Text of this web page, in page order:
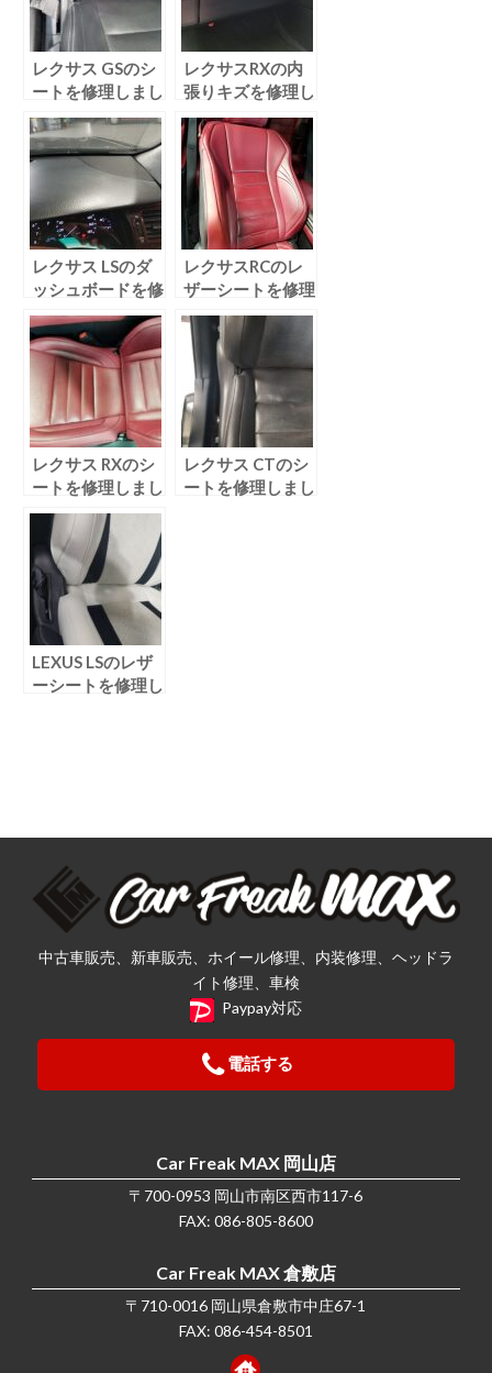
レクサス GSのシ
ートを修理しまし
た！
レクサスRXの内
張りキズを修理し
ました！
レクサス LSのダ
ッシュボードを修
理しました！
レクサスRCのレ
ザーシートを修理
しました！
レクサス RXのシ
ートを修理しまし
た！
レクサス CTのシ
ートを修理しまし
LEXUS LSのレザ
ーシートを修理し
中古車販売、新車販売、ホイール修理、内装修理、ヘッドラ
イト修理、車検
Paypay対応
電話する
Car Freak MAX 岡山店
〒700-0953 岡山市南区西市117-6
FAX: 086-805-8600
Car Freak MAX 倉敷店
〒710-0016 岡山県倉敷市中庄67-1
FAX: 086-454-8501